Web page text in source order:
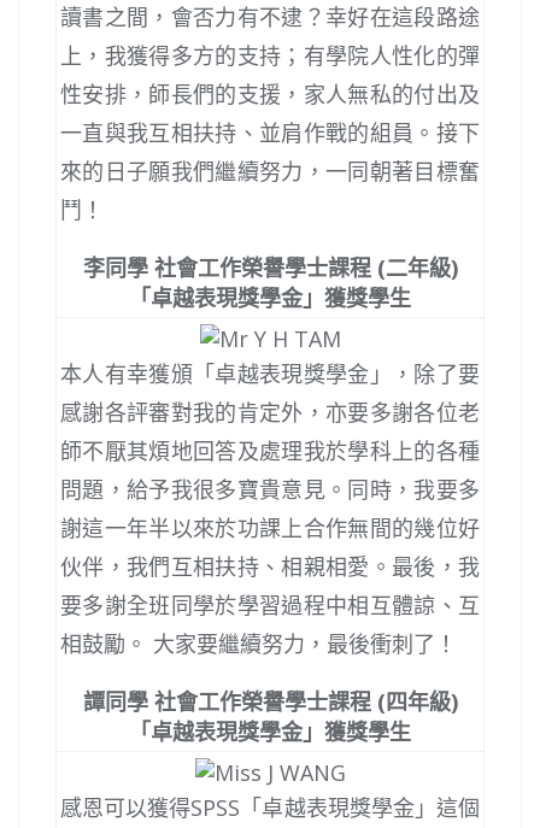
讀書之間，會否力有不逮？幸好在這段路途
上，我獲得多方的支持；有學院人性化的彈
性安排，師長們的支援，家人無私的付出及
一直與我互相扶持、並肩作戰的組員。接下
來的日子願我們繼續努力，一同朝著目標奮
鬥！
李同學 社會工作榮譽學士課程 (二年級)
「卓越表現獎學金」獲獎學生
本人有幸獲頒「卓越表現獎學金」，除了要
感謝各評審對我的肯定外，亦要多謝各位老
師不厭其煩地回答及處理我於學科上的各種
問題，給予我很多寶貴意見。同時，我要多
謝這一年半以來於功課上合作無間的幾位好
伙伴，我們互相扶持、相親相愛。最後，我
要多謝全班同學於學習過程中相互體諒、互
相鼓勵。 大家要繼續努力，最後衝刺了！
譚同學 社會工作榮譽學士課程 (四年級)
「卓越表現獎學金」獲獎學生
感恩可以獲得SPSS「卓越表現獎學金」這個